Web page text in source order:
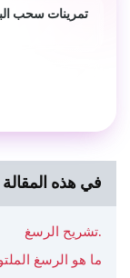
تمرينات سحب
في هذه المقالة
تشريح الرسغ.
ما هو الرسغ